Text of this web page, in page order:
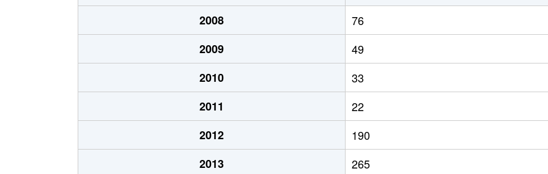
2008
76
2009
49
2010
33
2011
22
2012
190
2013
265